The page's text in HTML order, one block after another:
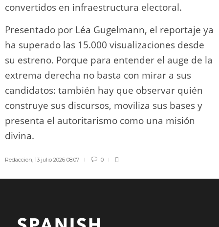
convertidos en infraestructura electoral.
Presentado por Léa Gugelmann, el reportaje ya
ha superado las 15.000 visualizaciones desde
su estreno. Porque para entender el auge de la
extrema derecha no basta con mirar a sus
candidatos: también hay que observar quién
construye sus discursos, moviliza sus bases y
presenta el autoritarismo como una misión
divina.
Redaccion 13 julio 2026 08:07 0